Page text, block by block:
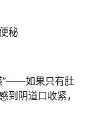
秘
”——如果只有肚
到阴道口收紧，